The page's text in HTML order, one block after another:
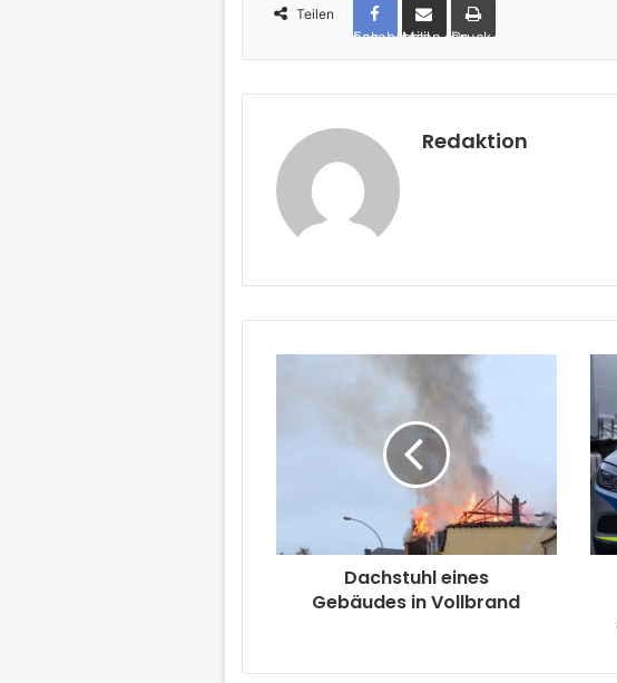
Teilen
Facebook per Mail teilen Drucken
Redaktion
Dachstuhl eines
Gebäudes in Vollbrand